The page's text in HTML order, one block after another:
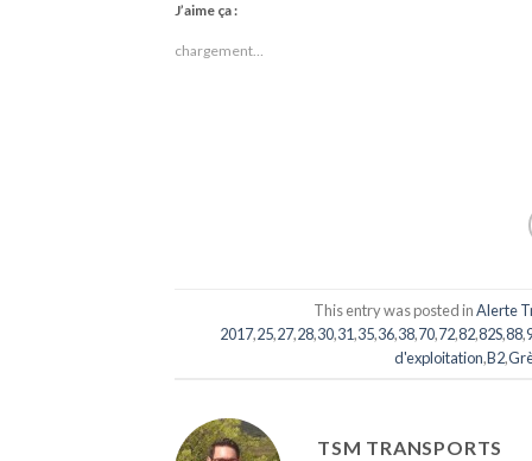
J’aime ça :
chargement…
This entry was posted inAlerte
2017,25,27,28,30,31,35,36,38,70,72,82,82S,88,
d'exploitation,B2,
TSM TRANSPORTS